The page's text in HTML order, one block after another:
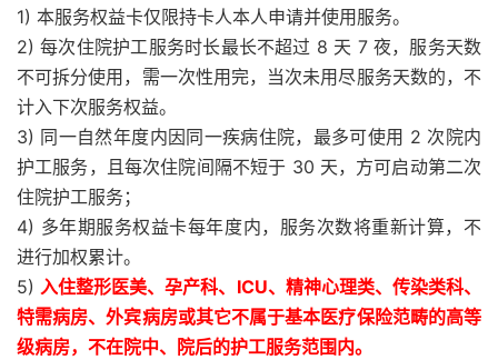
1) 本服务权益卡仅限持卡人本人申请并使用服务。
2) 每次住院护工服务时长最长不超过 8 天 7 夜，服务天数
不可拆分使用，需一次性用完，当次未用尽服务天数的，不
计入下次服务权益。
3) 同一自然年度内因同一疾病住院，最多可使用 2 次院内
护工服务，且每次住院间隔不短于 30 天，方可启动第二次
住院护工服务；
4) 多年期服务权益卡每年度内，服务次数将重新计算，不
进行加权累计。
5) 入住整形医美、孕产科、ICU、精神心理类、传染类科、
特需病房、外宾病房或其它不属于基本医疗保险范畴的高等
级病房，不在院中、院后的护工服务范围内。